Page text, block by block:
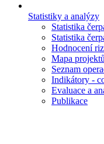
Statistiky a analýzy
Statistika
Statistika
Hodnocení
Mapa projektů
Seznam
Indikátory -
Evaluace a
Publikace